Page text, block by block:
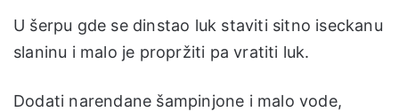
U šerpu gde se dinstao luk staviti sitno iseckanu
slaninu i malo je propržiti pa vratiti luk.
Dodati narendane šampinjone i malo vode,